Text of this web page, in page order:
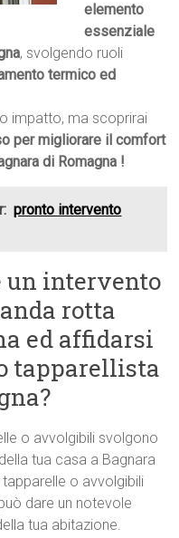
elemento
essenziale
, svolgendo ruoli
termico ed
impatto, ma scoprirai
per migliorare il comfort
di Romagna !
pronto intervento
un intervento
rotta
ed affidarsi
tapparellista
o avvolgibili svolgono
tua casa a Bagnara
o avvolgibili
dare un notevole
tua abitazione.